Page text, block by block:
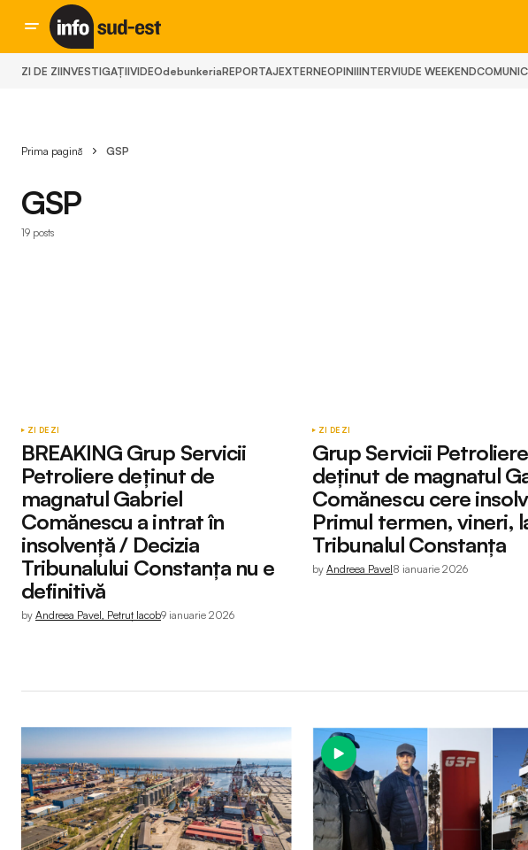
ZI DE ZIINVESTIGAȚIIVIDEOdebunkeriaREPORTAJEXTERNEOPINIIINTERVIUDE WEEKEND
Prima pagină GSP
GSP
19 posts
ZI DE ZI
BREAKING Grup Servicii
Petroliere deținut de
magnatul Gabriel
Comănescu a intrat în
insolvență / Decizia
Tribunalului Constanța nu e
definitivă
by Andreea Pavel, Petruț Iacob9 ianuarie 2026
ZI DE ZI
Grup Servicii Petroliere
deținut de magnatul
Comănescu cere
Primul termen, vineri,
Tribunalul Constanța
by Andreea Pavel8 ianuarie 2026